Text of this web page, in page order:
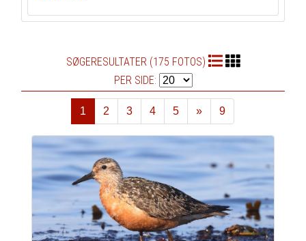
SØGERESULTATER (175 FOTOS)
PER SIDE:
1 2 3 4 5
»
Næste
9